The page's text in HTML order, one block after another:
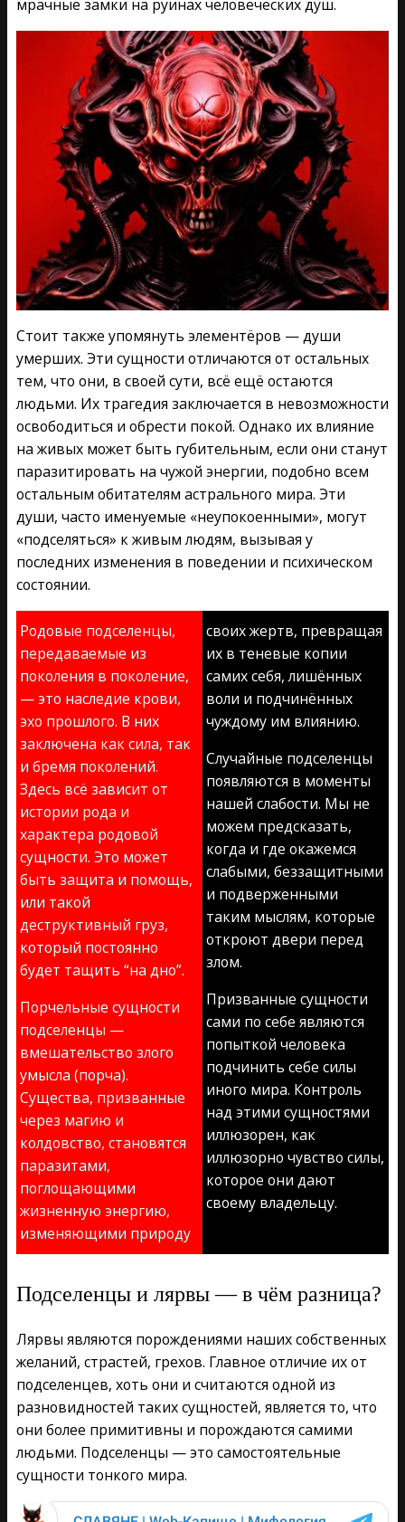
мрачные замки на руинах человеческих душ.
Стоит также упомянуть элементёров — души
умерших. Эти сущности отличаются от остальных
тем, что они, в своей сути, всё ещё остаются
людьми. Их трагедия заключается в невозможности
освободиться и обрести покой. Однако их влияние
на живых может быть губительным, если они станут
паразитировать на чужой энергии, подобно всем
остальным обитателям астрального мира. Эти
души, часто именуемые «неупокоенными», могут
«подселяться» к живым людям, вызывая у
последних изменения в поведении и психическом
состоянии.
Родовые подселенцы,
передаваемые из
поколения в поколение,
— это наследие крови,
эхо прошлого. В них
заключена как сила, так
и бремя поколений.
Здесь всё зависит от
истории рода и
характера родовой
сущности. Это может
быть защита и помощь,
или такой
деструктивный груз,
который постоянно
будет тащить “на дно”.
Порчельные сущности
подселенцы —
вмешательство злого
умысла (порча).
Существа, призванные
через магию и
колдовство, становятся
паразитами,
поглощающими
жизненную энергию,
изменяющими природу
своих жертв, превращая
их в теневые копии
самих себя, лишённых
воли и подчинённых
чуждому им влиянию.
Случайные подселенцы
появляются в моменты
нашей слабости. Мы не
можем предсказать,
когда и где окажемся
слабыми, беззащитными
и подверженными
таким мыслям, которые
откроют двери перед
злом.
Призванные сущности
сами по себе являются
попыткой человека
подчинить себе силы
иного мира. Контроль
над этими сущностями
иллюзорен, как
иллюзорно чувство силы,
которое они дают
своему владельцу.
Подселенцы и лярвы — в чём разница?
Лярвы являются порождениями наших собственных
желаний, страстей, грехов. Главное отличие их от
подселенцев, хоть они и считаются одной из
разновидностей таких сущностей, является то, что
они более примитивны и порождаются самими
людьми. Подселенцы — это самостоятельные
сущности тонкого мира.